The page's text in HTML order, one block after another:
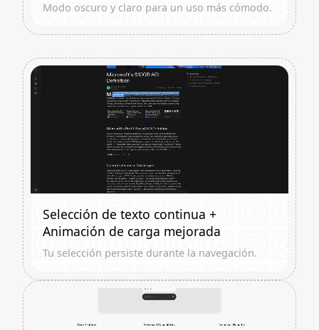
Modo oscuro y claro para un uso más cómodo.
Selección de texto continua +
Animación de carga mejorada
Tu selección persiste durante la navegación.